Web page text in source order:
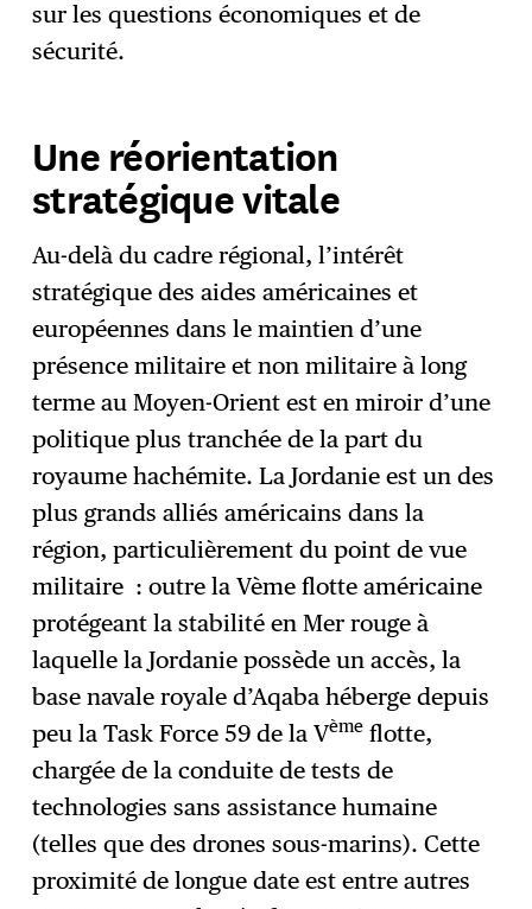
sur les questions économiques et de
sécurité.
Une réorientation
stratégique vitale
Au-delà du cadre régional, l’intérêt
stratégique des aides américaines et
européennes dans le maintien d’une
présence militaire et non militaire à long
terme au Moyen-Orient est en miroir d’une
politique plus tranchée de la part du
royaume hachémite. La Jordanie est un des
plus grands alliés américains dans la
région, particulièrement du point de vue
militaire : outre la Vème flotte américaine
protégeant la stabilité en Mer rouge à
laquelle la Jordanie possède un accès, la
base navale royale d’Aqaba héberge depuis
peu la Task Force 59 de la Vème flotte,
chargée de la conduite de tests de
technologies sans assistance humaine
(telles que des drones sous-marins). Cette
proximité de longue date est entre autres